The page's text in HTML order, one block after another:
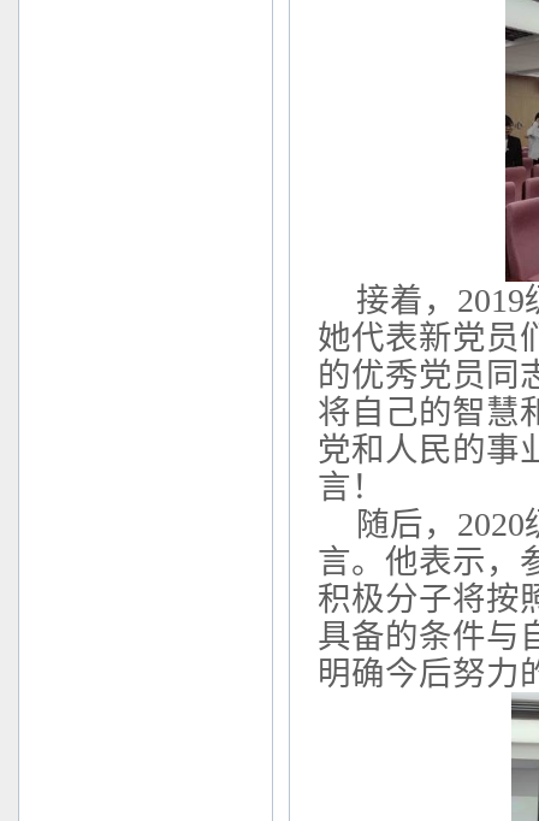
接着， 2019
她代表新党员
的优秀党员同
将自己的智慧
党和人民的事
言！
随后， 2020
言。他表示，
积极分子将按
具备的条件与
明确今后努力